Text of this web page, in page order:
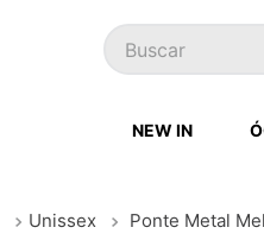
Buscar
NEW IN
Unissex Ponte Metal